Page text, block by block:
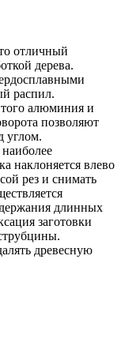
отличный
дерева.
распил.
алюминия и
позволяют
углом.
наклоняется влево
рез и снимать
длинных
заготовки
древесную